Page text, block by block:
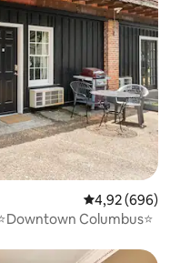
Gemiddelde
4,92 (696)
Columbus⭐